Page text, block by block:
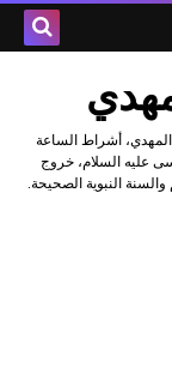
أشراط الساعة
عليه السلام، خروج
النبوية الصحيحة.